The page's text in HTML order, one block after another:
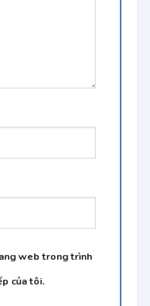
web trong trình
của tôi.